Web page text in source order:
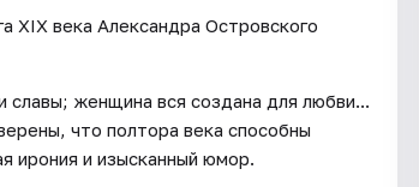
XIX века Александра Островского
женщина вся создана для любви...
что полтора века способны
ирония и изысканный юмор.